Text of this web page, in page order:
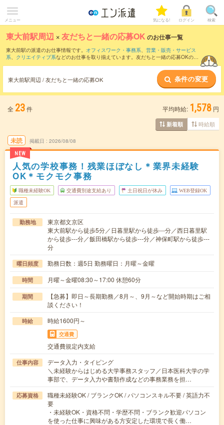
メニュー 気になる! ログイン 検索
東大前駅周辺 ×友だちと一緒の応募OK のお仕事一覧
東大前駅の派遣のお仕事情報です。 オフィスワーク・事務系、 営業・販売・サービス
系、 クリエイティブ系などのお仕事を取り揃えています。友だちと一緒の応募OKの条
東大前駅周辺 / 友だちと一緒の応募OK 条件の変更
全 23件 平均時給: 1,578 円
新着順 時給順
未読
NEW
掲載日 2026/08/08
人気の学校事務！残業ほぼなし＊業界未経験
OK＊モクモク事務
職種未経験OK 交通費別途支給あり 土日祝日が休み WEB登録OK
派遣
勤務地
東京都文京区
東大前駅から徒歩5分／日暮里駅から徒歩---分／西日暮里駅
から徒歩---分／飯田橋駅から徒歩---分／神保町駅から徒歩---
分
曜日頻度 勤務日数：週5日 勤務曜日：月曜～金曜
時間 月曜～金曜08:30～17:00 休憩60分
期間
【急募】即日～長期勤務／8月～、9月～など開始時期はご相
談ください！
時給 時給1600円～
交通費
交通費規定内支給
仕事内容
データ入力・タイピング
＼未経験からはじめる大学事務スタッフ／日本医科大学の学
事部で、データ入力や書類作成などの事務業務を担…
応募資格
職種未経験OK / ブランクOK / パソコンスキル不要 / 英語力不
要
・未経験OK・資格不問・学歴不問・ブランク歓迎パソコン
を使った仕事に興味がある方安定した環境で長く働…